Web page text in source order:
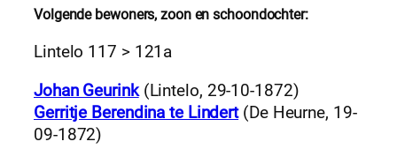
Volgende bewoners, zoon en schoondochter:
Lintelo 117 > 121a
Johan Geurink(Lintelo, 29-10-1872)
Gerritje Berendina te Lindert(De Heurne, 19-
09-1872)